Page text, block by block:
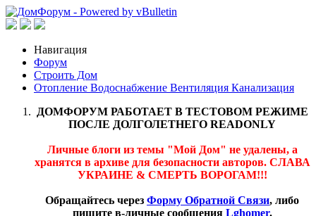
Навигация
Форум
Строить Дом
Отопление Водоснабжение Вентиляция Канализация
ДОМФОРУМ РАБОТАЕТ В ТЕСТОВОМ РЕЖИМЕ
ПОСЛЕ ДОЛГОЛЕТНЕГО READONLY
Личные блоги из темы "Мой Дом" не удалены, а
хранятся в архиве для безопасности авторов. СЛАВА
УКРАИНЕ & СМЕРТЬ ВОРОГАМ!!!
Обращайтесь через Форму Обратной Связи, либо
пишите в-личные сообщения Lghomer.